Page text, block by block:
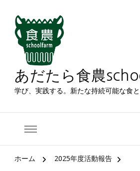
あだたら食農
学び、実践する。新たな持続可能な食
ホーム
2025年度活動報告